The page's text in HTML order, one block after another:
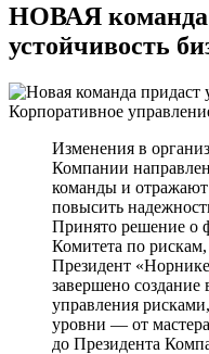
НОВАЯ команда
устойчивость
Корпоративное
Изменения в
Компании
команды и
повысить
Принято решение о
Комитета по
Президент
завершено создание
управления
уровни — от
до Президента